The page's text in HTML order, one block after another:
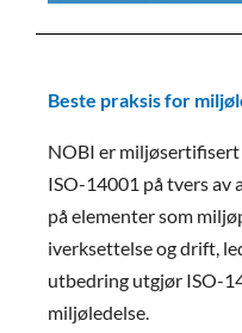
Beste praksis for
NOBI er
ISO-14001 på tvers av
på elementer som
iverksettelse og drift,
utbedring utgjør ISO-
miljøledelse.